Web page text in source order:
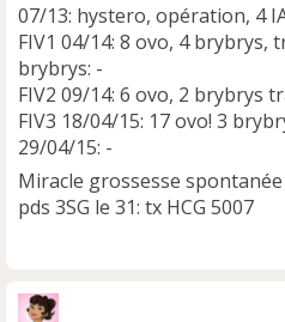
07/13: hystero, opération, 4
FIV1 04/14: 8 ovo, 4 brybrys,
brybrys: -
FIV2 09/14: 6 ovo, 2 brybrys
FIV3 18/04/15: 17 ovo! 3
29/04/15: -
Miracle grossesse
pds 3SG le 31: tx HCG 5007